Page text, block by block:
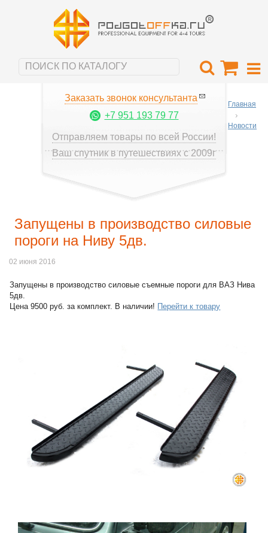
Заказать звонок консультанта
+7 951 193 79 77
Отправляем товары по всей России!
Ваш спутник в путешествиях с 2009г
Главная
Новости
Запущены в производство силовые
пороги на Ниву 5дв.
02 июня 2016
Запущены в производство силовые съемные пороги для ВАЗ Нива
5дв.
Цена 9500 руб. за комплект. В наличии! Перейти к товару